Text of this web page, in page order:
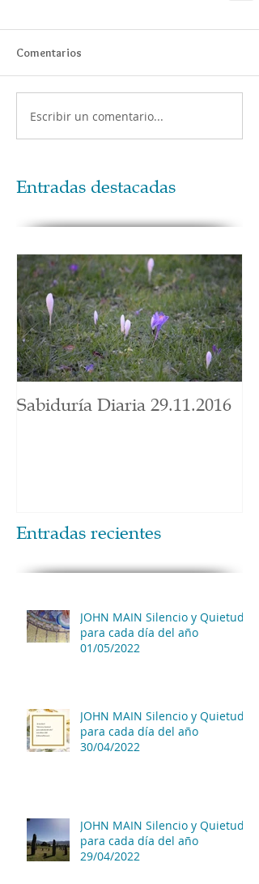
Comentarios
Escribir un comentario...
Entradas destacadas
Sabiduría Diaria 29.11.2016
Entradas recientes
JOHN MAIN Silencio y Quietud
para cada día del año
01/05/2022
JOHN MAIN Silencio y Quietud
para cada día del año
30/04/2022
JOHN MAIN Silencio y Quietud
para cada día del año
29/04/2022